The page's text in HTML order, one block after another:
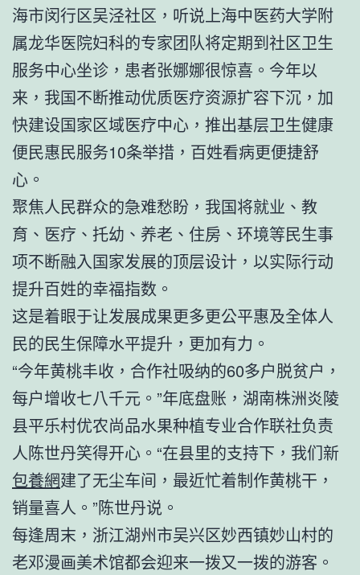
海市闵行区吴泾社区，听说上海中医药大学附
属龙华医院妇科的专家团队将定期到社区卫生
服务中心坐诊，患者张娜娜很惊喜。今年以
来，我国不断推动优质医疗资源扩容下沉，加
快建设国家区域医疗中心，推出基层卫生健康
便民惠民服务10条举措，百姓看病更便捷舒
心。
聚焦人民群众的急难愁盼，我国将就业、教
育、医疗、托幼、养老、住房、环境等民生事
项不断融入国家发展的顶层设计，以实际行动
提升百姓的幸福指数。
这是着眼于让发展成果更多更公平惠及全体人
民的民生保障水平提升，更加有力。
“今年黄桃丰收，合作社吸纳的60多户脱贫户，
每户增收七八千元。”年底盘账，湖南株洲炎陵
县平乐村优农尚品水果种植专业合作联社负责
人陈世丹笑得开心。“在县里的支持下，我们新
包養網建了无尘车间，最近忙着制作黄桃干，
销量喜人。”陈世丹说。
每逢周末，浙江湖州市吴兴区妙西镇妙山村的
老邓漫画美术馆都会迎来一拨又一拨的游客。